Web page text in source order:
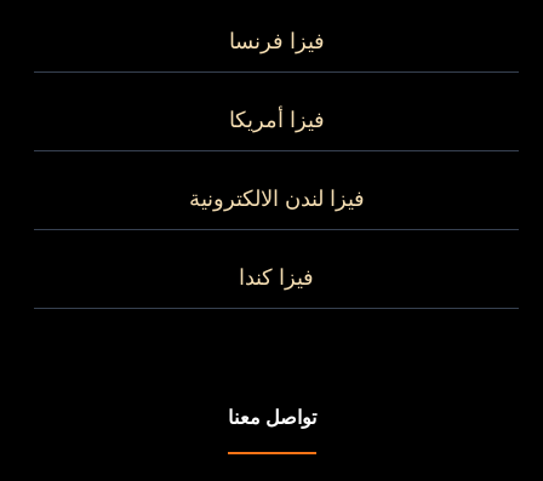
فيزا فرنسا
فيزا أمريكا
فيزا لندن الالكترونية
فيزا كندا
تواصل معنا